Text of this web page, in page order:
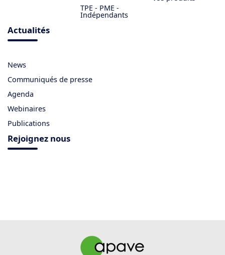
TPE - PME -
Indépendants
Actualités
News
Communiqués de presse
Agenda
Webinaires
Publications
Rejoignez nous